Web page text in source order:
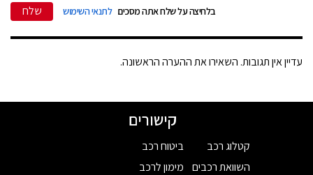
בלחיצה על שלח אתה מסכים לתנאי השימוש שלח
עדיין אין תגובות. השאירו את ההערה הראשונה.
קישורים
קטלוג רכב
השוואת רכבים
ביטוח רכב
מימון לרכב